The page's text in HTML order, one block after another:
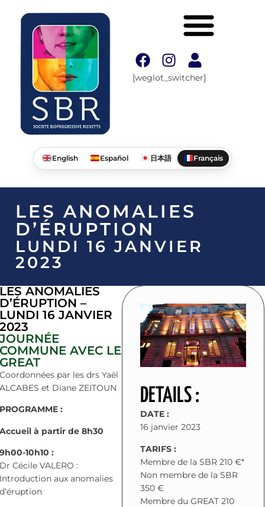
[weglot_switcher]
English Español 日本語 Français
LES ANOMALIES
D’ÉRUPTION
LUNDI 16 JANVIER
2023
LES ANOMALIES
D’ÉRUPTION –
LUNDI 16 JANVIER
2023
JOURNÉE
COMMUNE AVEC LE
GREAT
Coordonnées par les drs Yaël
ALCABES et Diane ZEITOUN
PROGRAMME :
Accueil à partir de 8h30
9h00-10h10 :
Dr Cécile VALERO :
Introduction aux anomalies
d’éruption
DETAILS :
DATE :
16 janvier 2023
TARIFS :
Membre de la SBR 210 €*
Non membre de la SBR
350 €
Membre du GREAT 210